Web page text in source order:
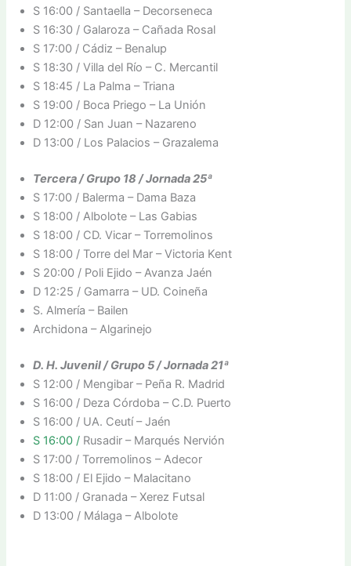
S 16:00 / Santaella – Decorseneca
S 16:30 / Galaroza – Cañada Rosal
S 17:00 / Cádiz – Benalup
S 18:30 / Villa del Río – C. Mercantil
S 18:45 / La Palma – Triana
S 19:00 / Boca Priego – La Unión
D 12:00 / San Juan – Nazareno
D 13:00 / Los Palacios – Grazalema
Tercera / Grupo 18 / Jornada 25ª
S 17:00 / Balerma – Dama Baza
S 18:00 / Albolote – Las Gabias
S 18:00 / CD. Vicar – Torremolinos
S 18:00 / Torre del Mar – Victoria Kent
S 20:00 / Poli Ejido – Avanza Jaén
D 12:25 / Gamarra – UD. Coineña
S. Almería – Bailen
Archidona – Algarinejo
D. H. Juvenil / Grupo 5 / Jornada 21ª
S 12:00 / Mengibar – Peña R. Madrid
S 16:00 / Deza Córdoba – C.D. Puerto
S 16:00 / UA. Ceutí – Jaén
S 16:00 / Rusadir – Marqués Nervión
S 17:00 / Torremolinos – Adecor
S 18:00 / El Ejido – Malacitano
D 11:00 / Granada – Xerez Futsal
D 13:00 / Málaga – Albolote